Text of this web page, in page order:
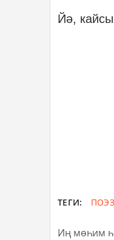
Йә,
ТЕГИ:
Иң мөһим